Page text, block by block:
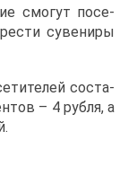
смо­гут по­се­
су­ве­ни­ры
со­ста­
– 4 руб­ля, а